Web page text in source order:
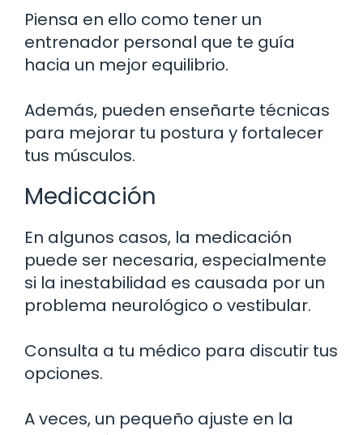
Piensa en ello como tener un
entrenador personal que te guía
hacia un mejor equilibrio.
Además, pueden enseñarte técnicas
para mejorar tu postura y fortalecer
tus músculos.
Medicación
En algunos casos, la medicación
puede ser necesaria, especialmente
si la inestabilidad es causada por un
problema neurológico o vestibular.
Consulta a tu médico para discutir tus
opciones.
A veces, un pequeño ajuste en la